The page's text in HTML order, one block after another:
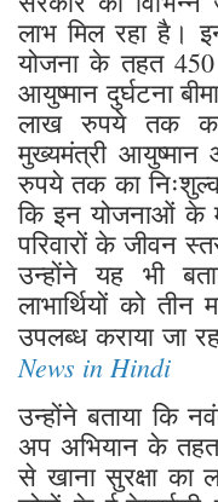
लाभ मिल रहा है।
योजना के तहत
आयुष्मान दुर्घटना
लाख रुपये तक का
मुख्यमंत्री
रुपये तक का
कि इन योजनाओं के
परिवारों के जीवन
उन्होंने यह भी
लाभार्थियों को
उपलब्ध कराया जा
News in Hindi
उन्होंने बताया कि
अप अभियान के
से खाना सुरक्षा का